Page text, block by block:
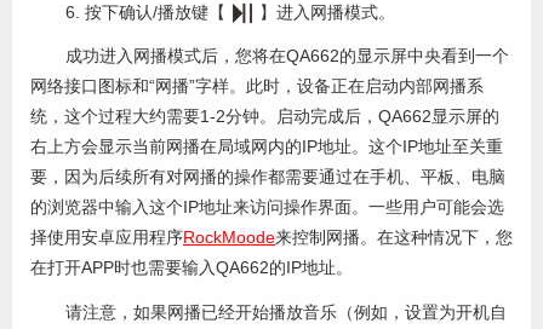
6. 按下确认/播放键【 】进入网播模式。
成功进入网播模式后，您将在QA662的显示屏中央看到一个
网络接口图标和“网播”字样。此时，设备正在启动内部网播系
统，这个过程大约需要1-2分钟。启动完成后，QA662显示屏的
右上方会显示当前网播在局域网内的IP地址。这个IP地址至关重
要，因为后续所有对网播的操作都需要通过在手机、平板、电脑
的浏览器中输入这个IP地址来访问操作界面。一些用户可能会选
择使用安卓应用程序RockMoode来控制网播。在这种情况下，您
在打开APP时也需要输入QA662的IP地址。
请注意，如果网播已经开始播放音乐（例如，设置为开机自